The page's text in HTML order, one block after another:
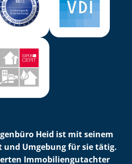
Heid ist mit seinem
und Umgebung für sie tätig.
Im­mo­bi­li­en­gut­ach­ter